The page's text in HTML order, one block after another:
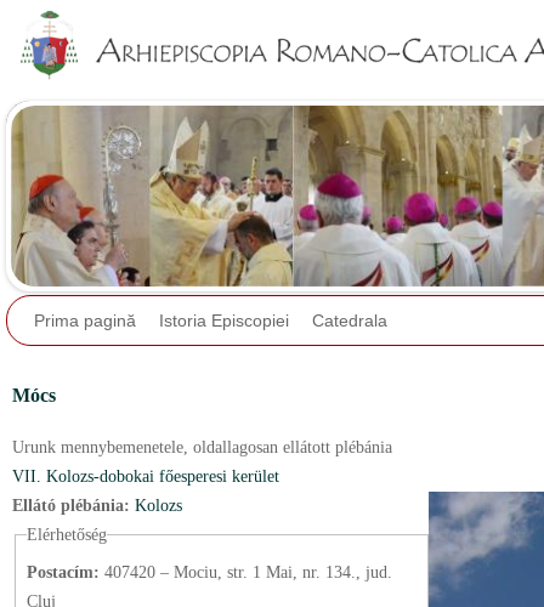
Prima pagină Istoria Episcopiei Catedrala
Mócs
Urunk mennybemenetele, oldallagosan ellátott plébánia
VII. Kolozs-dobokai főesperesi kerület
Ellátó plébánia: Kolozs
Elérhetőség
Postacím: 407420 – Mociu, str. 1 Mai, nr. 134., jud.
Cluj